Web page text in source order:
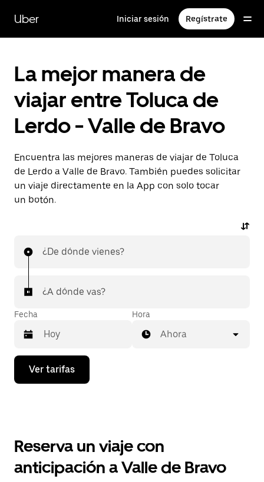
contenido
principal
Uber Iniciar sesión Regístrate
La mejor manera de
viajar entre Toluca de
Lerdo - Valle de Bravo
Encuentra las mejores maneras de viajar de Toluca
de Lerdo a Valle de Bravo. También puedes solicitar
un viaje directamente en la App con solo tocar
un botón.
¿De dónde vienes?
¿A dónde vas?
Fecha
Presiona
flecha
el
y
selecciona
Hora
Ahora
Ver tarifas
Reserva un viaje con
anticipación a Valle de Bravo